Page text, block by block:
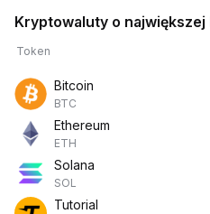
Kryptowaluty o
Token
Bitcoin
BTC
Ethereum
ETH
Solana
SOL
Tutorial